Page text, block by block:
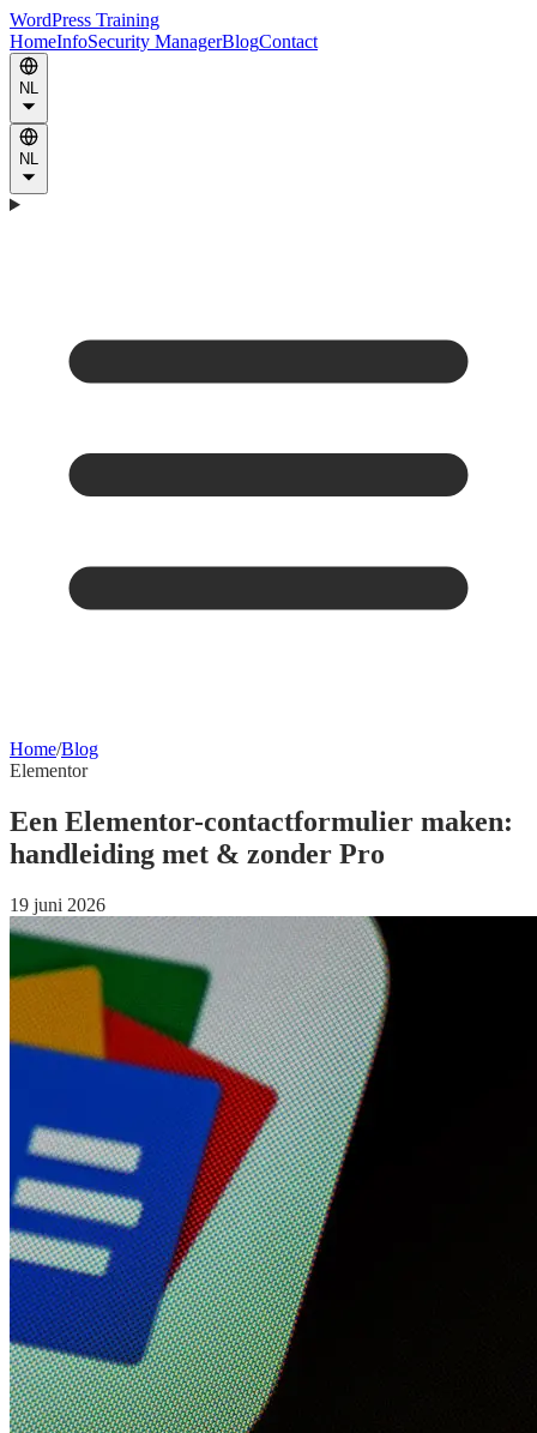
WordPress Training
HomeInfoSecurity ManagerBlogContact
NL
NL
Home/Blog
Elementor
Een Elementor-contactformulier maken:
handleiding met & zonder Pro
19 juni 2026